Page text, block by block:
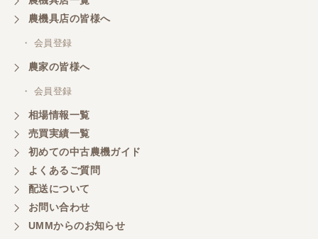
農機具店の皆様へ
・ 会員登録
農家の皆様へ
・ 会員登録
相場情報一覧
売買実績一覧
初めての中古農機ガイド
よくあるご質問
配送について
お問い合わせ
UMMからのお知らせ